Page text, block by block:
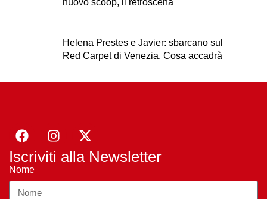
nuovo scoop, il retroscena
Helena Prestes e Javier: sbarcano sul
Red Carpet di Venezia. Cosa accadrà
Iscriviti alla Newsletter
Nome